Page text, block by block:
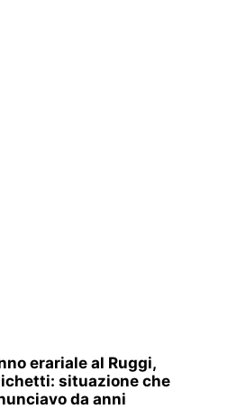
erariale al Ruggi,
situazione che
da anni